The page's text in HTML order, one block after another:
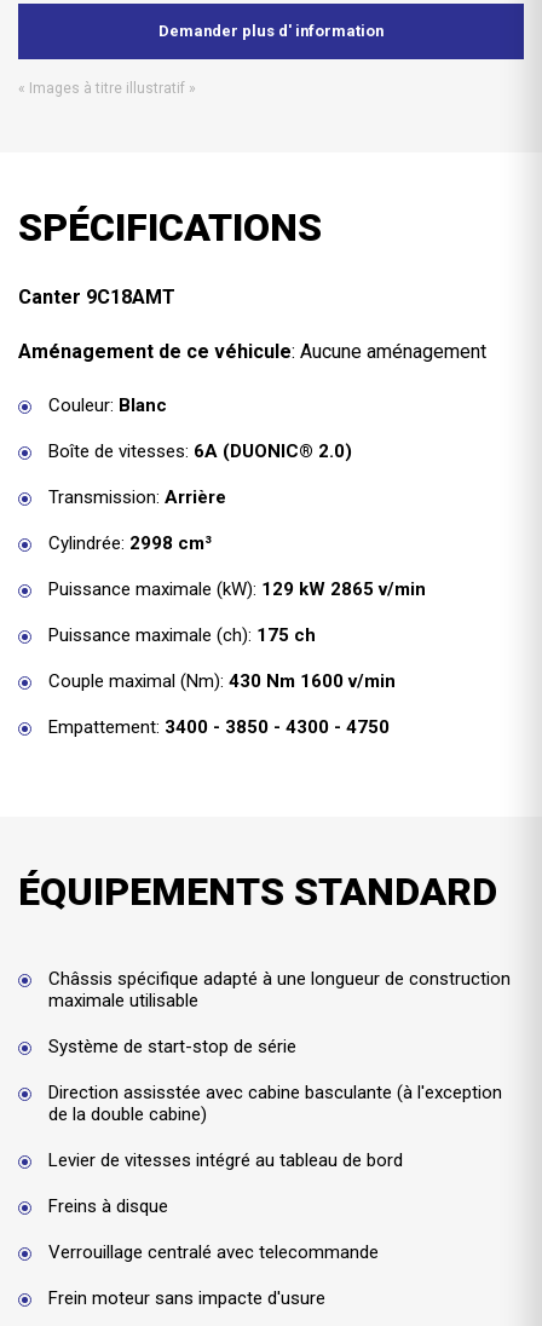
Demander plus d' information
« Images à titre illustratif »
SPÉCIFICATIONS
Canter 9C18AMT
Aménagement de ce véhicule: Aucune aménagement
Couleur: Blanc
Boîte de vitesses: 6A (DUONIC® 2.0)
Transmission: Arrière
Cylindrée: 2998 cm³
Puissance maximale (kW): 129 kW 2865 v/min
Puissance maximale (ch): 175 ch
Couple maximal (Nm): 430 Nm 1600 v/min
Empattement: 3400 - 3850 - 4300 - 4750
ÉQUIPEMENTS STANDARD
Châssis spécifique adapté à une longueur de construction
maximale utilisable
Système de start-stop de série
Direction assisstée avec cabine basculante (à l'exception
de la double cabine)
Levier de vitesses intégré au tableau de bord
Freins à disque
Verrouillage centralé avec telecommande
Frein moteur sans impacte d'usure